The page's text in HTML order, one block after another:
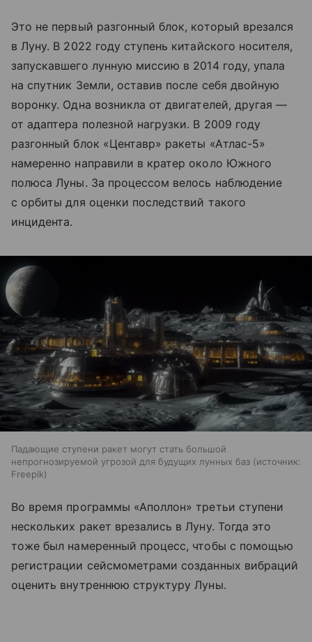
Это не первый разгонный блок, который врезался
в Луну. В 2022 году ступень китайского носителя,
запускавшего лунную миссию в 2014 году, упала
на спутник Земли, оставив после себя двойную
воронку. Одна возникла от двигателей, другая —
от адаптера полезной нагрузки. В 2009 году
разгонный блок «Центавр» ракеты «Атлас-5»
намеренно направили в кратер около Южного
полюса Луны. За процессом велось наблюдение
с орбиты для оценки последствий такого
инцидента.
Падающие ступени ракет могут стать большой
непрогнозируемой угрозой для будущих лунных баз
источник:
Freepik
Во время программы «Аполлон» третьи ступени
нескольких ракет врезались в Луну. Тогда это
тоже был намеренный процесс, чтобы с помощью
регистрации сейсмометрами созданных вибраций
оценить внутреннюю структуру Луны.